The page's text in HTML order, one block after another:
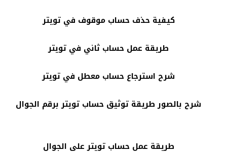
كيفية حذف حساب موقوف في تويتر
طريقة عمل حساب ثاني في تويتر
شرح استرجاع حساب معطل في تويتر
شرح بالصور طريقة توثيق حساب تويتر برقم الجوال
طريقة عمل حساب تويتر على الجوال